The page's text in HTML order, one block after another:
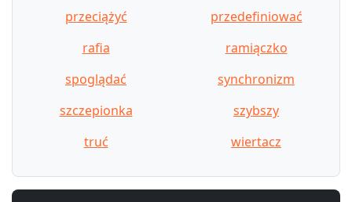
przeciążyć
przedefiniować
rafia
ramiączko
spoglądać
synchronizm
szczepionka
szybszy
truć
wiertacz